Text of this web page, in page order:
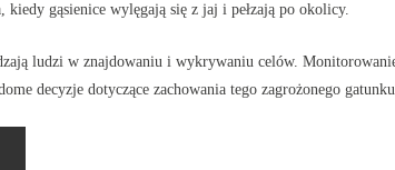
gąsienice wylęgają się z jaj i pełzają po okolicy.
ludzi w znajdowaniu i wykrywaniu celów.
decyzje dotyczące zachowania tego zagrożonego